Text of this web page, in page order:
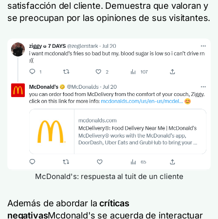
satisfacción del cliente. Demuestra que valoran y
se preocupan por las opiniones de sus visitantes.
McDonald's: respuesta al tuit de un cliente
Además de abordar la críticas
negativasMcdonald's se acuerda de interactuar